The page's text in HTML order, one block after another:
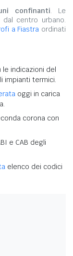
confinanti. Le
centro urbano.
a Fiastra ordinati
le indicazioni del
impianti termici.
oggi in carica
corona con
e CAB degli
elenco dei codici